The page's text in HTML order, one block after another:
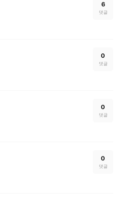
6
댓글
0
댓글
0
댓글
0
댓글